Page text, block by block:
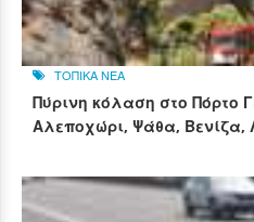
ΤΟΠΙΚΑ ΝΕΑ
Πύρινη κόλαση στο Πόρτο
Αλεποχώρι, Ψάθα,